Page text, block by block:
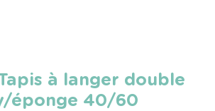
à langer double
éponge 40/60